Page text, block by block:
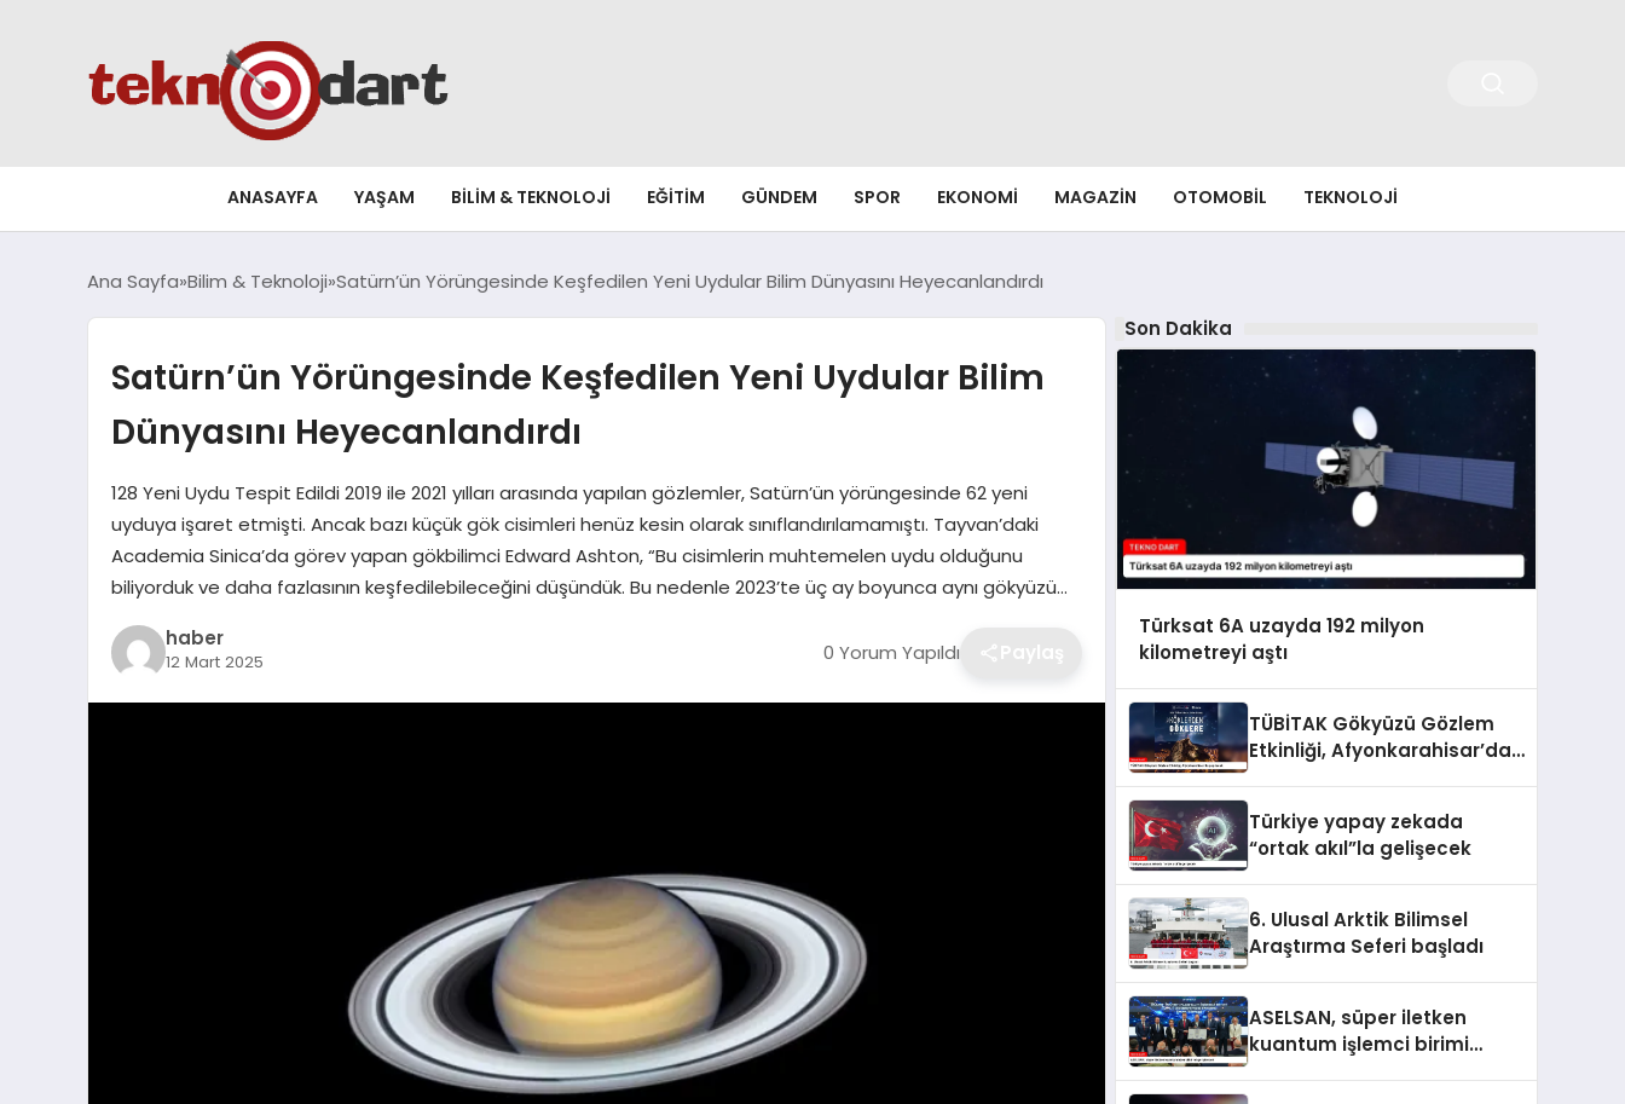
ANASAYFA YAŞAM BILIM & TEKNOLOJI EĞITIM GÜNDEM SPOR EKONOMI MAGAZIN OTOMOBIL TEKNOLOJI
Ana Sayfa Bilim & Teknoloji Satürn’ün Yörüngesinde Keşfedilen Yeni Uydular Bilim Dünyasını Heyecanlandırdı
Satürn’ün Yörüngesinde Keşfedilen Yeni Uydular Bilim
Dünyasını Heyecanlandırdı
128 Yeni Uydu Tespit Edildi 2019 ile 2021 yılları arasında yapılan gözlemler, Satürn’ün yörüngesinde 62 yeni
uyduya işaret etmişti. Ancak bazı küçük gök cisimleri henüz kesin olarak sınıflandırılamamıştı. Tayvan’daki
Academia Sinica’da görev yapan gökbilimci Edward Ashton, “Bu cisimlerin muhtemelen uydu olduğunu
biliyorduk ve daha fazlasının keşfedilebileceğini düşündük. Bu nedenle 2023’te üç ay boyunca aynı gökyüzü…
haber
12 Mart 2025 0 Yorum Yapıldı
Son Dakika
Türksat 6A uzayda 192 milyon
kilometreyi aştı
TÜBİTAK Gökyüzü Gözlem
Etkinliği, Afyonkarahisar’da
Türkiye yapay zekada
“ortak akıl”la gelişecek
6. Ulusal Arktik Bilimsel
Araştırma Seferi başladı
ASELSAN, süper iletken
kuantum işlemci birimi